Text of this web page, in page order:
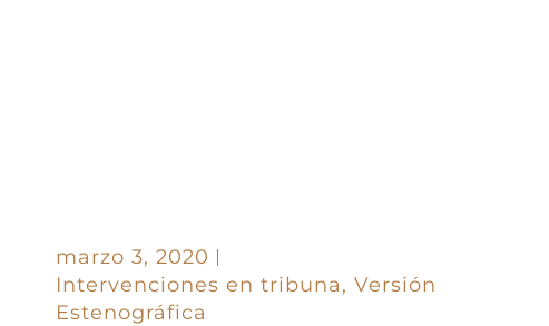
marzo 3, 2020
Intervenciones en tribuna,Versión
Estenográfica